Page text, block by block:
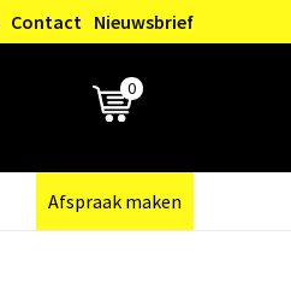
Contact Nieuwsbrief
0
Afspraak maken